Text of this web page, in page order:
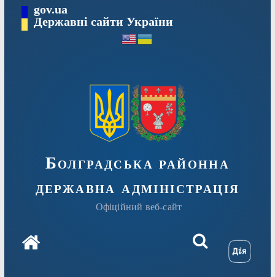
Перейтиgov.ua
Державні сайти України
Болградська районна
державна адміністрація
Офіційний веб-сайт